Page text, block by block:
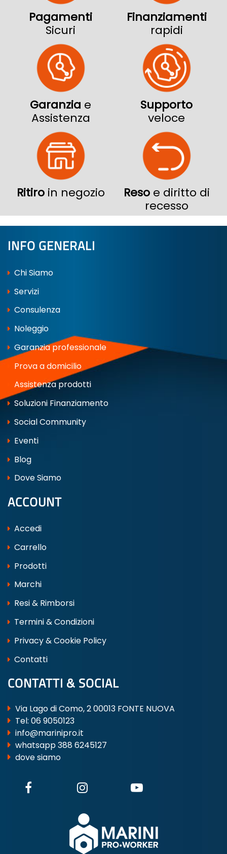
Pagamenti
Sicuri
Finanziamenti
rapidi
Garanzia e
Assistenza
Supporto
veloce
Ritiro in negozio Resoe diritto di
recesso
INFO GENERALI
Chi Siamo
Servizi
Consulenza
Noleggio
Garanzia professionale
Prova a domicilio
Assistenza prodotti
Soluzioni Finanziamento
Social Community
Eventi
Blog
Dove Siamo
ACCOUNT
Accedi
Carrello
Prodotti
Marchi
Resi & Rimborsi
Termini & Condizioni
Privacy & Cookie Policy
Contatti
CONTATTI & SOCIAL
Via Lago di Como, 2 00013 FONTE NUOVA
Tel: 06 9050123
info@marinipro.it
whatsapp 388 6245127
dove siamo